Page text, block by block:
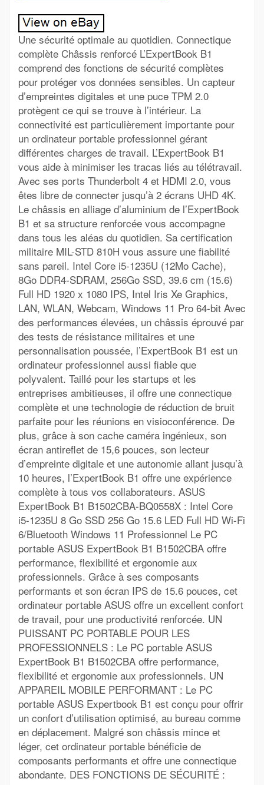
Une sécurité optimale au quotidien. Connectique
complète Châssis renforcé L’ExpertBook B1
comprend des fonctions de sécurité complètes
pour protéger vos données sensibles. Un capteur
d’empreintes digitales et une puce TPM 2.0
protègent ce qui se trouve à l’intérieur. La
connectivité est particulièrement importante pour
un ordinateur portable professionnel gérant
différentes charges de travail. L’ExpertBook B1
vous aide à minimiser les tracas liés au télétravail.
Avec ses ports Thunderbolt 4 et HDMI 2.0, vous
êtes libre de connecter jusqu’à 2 écrans UHD 4K.
Le châssis en alliage d’aluminium de l’ExpertBook
B1 et sa structure renforcée vous accompagne
dans tous les aléas du quotidien. Sa certification
militaire MIL-STD 810H vous assure une fiabilité
sans pareil. Intel Core i5-1235U (12Mo Cache),
8Go DDR4-SDRAM, 256Go SSD, 39.6 cm (15.6)
Full HD 1920 x 1080 IPS, Intel Iris Xe Graphics,
LAN, WLAN, Webcam, Windows 11 Pro 64-bit Avec
des performances élevées, un châssis éprouvé par
des tests de résistance militaires et une
personnalisation poussée, l’ExpertBook B1 est un
ordinateur professionnel aussi fiable que
polyvalent. Taillé pour les startups et les
entreprises ambitieuses, il offre une connectique
complète et une technologie de réduction de bruit
parfaite pour les réunions en visioconférence. De
plus, grâce à son cache caméra ingénieux, son
écran antireflet de 15,6 pouces, son lecteur
d’empreinte digitale et une autonomie allant jusqu’à
10 heures, l’ExpertBook B1 offre une expérience
complète à tous vos collaborateurs. ASUS
ExpertBook B1 B1502CBA-BQ0558X : Intel Core
i5-1235U 8 Go SSD 256 Go 15.6 LED Full HD Wi-Fi
6/Bluetooth Windows 11 Professionnel Le PC
portable ASUS ExpertBook B1 B1502CBA offre
performance, flexibilité et ergonomie aux
professionnels. Grâce à ses composants
performants et son écran IPS de 15.6 pouces, cet
ordinateur portable ASUS offre un excellent confort
de travail, pour une productivité renforcée. UN
PUISSANT PC PORTABLE POUR LES
PROFESSIONNELS : Le PC portable ASUS
ExpertBook B1 B1502CBA offre performance,
flexibilité et ergonomie aux professionnels. UN
APPAREIL MOBILE PERFORMANT : Le PC
portable ASUS Expertbook B1 est conçu pour offrir
un confort d’utilisation optimisé, au bureau comme
en déplacement. Malgré son châssis mince et
léger, cet ordinateur portable bénéficie de
composants performants et offre une connectique
abondante. DES FONCTIONS DE SÉCURITÉ :